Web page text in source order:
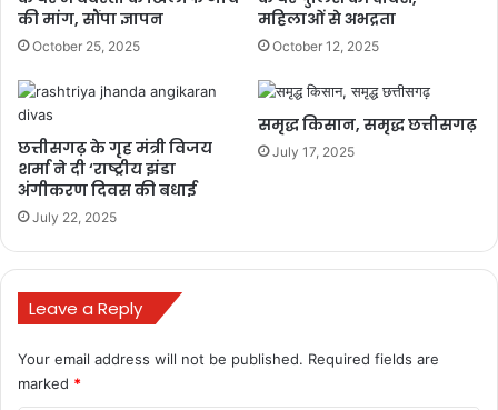
की मांग, सौंपा ज्ञापन
October 25, 2025
महिलाओं से अभद्रता
October 12, 2025
छत्तीसगढ़ के गृह मंत्री विजय
शर्मा ने दी ‘राष्ट्रीय झंडा
अंगीकरण दिवस की बधाई
July 22, 2025
समृद्ध किसान, समृद्ध छत्तीसगढ़
July 17, 2025
Leave a Reply
Your email address will not be published. Required fields are
marked *